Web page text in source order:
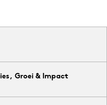
Groei & Impact